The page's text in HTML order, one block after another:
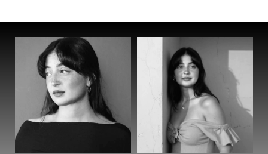
(מלהק) וחמוטל זרם (מלהקת).
שפות:
עברית – שפת אם.